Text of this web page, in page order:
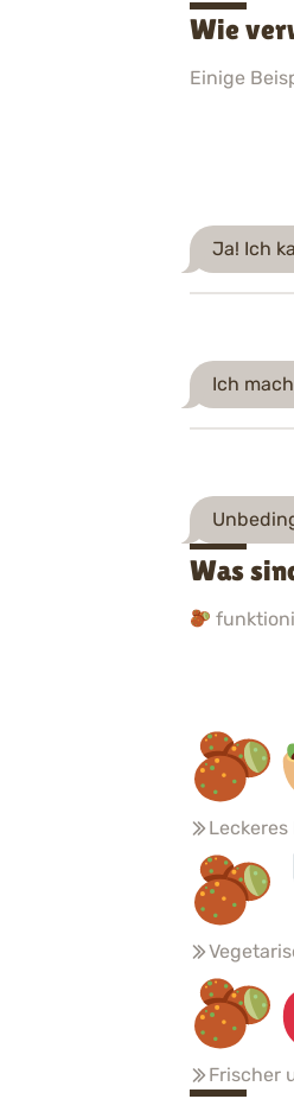
Wie
Einige
Ja! Ich
Ich
Was
Frischer